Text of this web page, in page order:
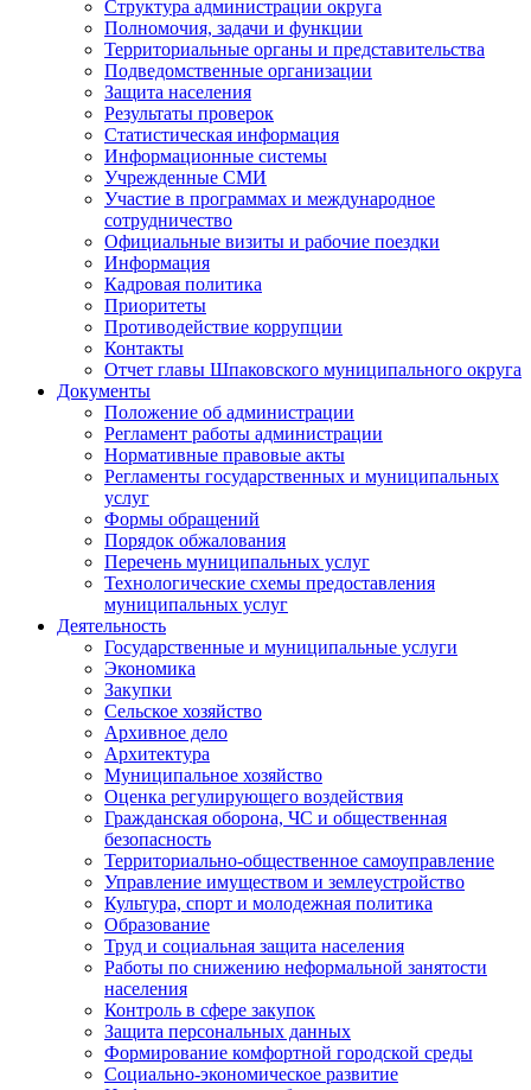
Структура администрации округа
Полномочия, задачи и функции
Территориальные органы и представительства
Подведомственные организации
Защита населения
Результаты проверок
Статистическая информация
Информационные системы
Учрежденные СМИ
Участие в программах и международное
сотрудничество
Официальные визиты и рабочие поездки
Информация
Кадровая политика
Приоритеты
Противодействие коррупции
Контакты
Отчет главы Шпаковского муниципального округа
Документы
Положение об администрации
Регламент работы администрации
Нормативные правовые акты
Регламенты государственных и муниципальных
услуг
Формы обращений
Порядок обжалования
Перечень муниципальных услуг
Технологические схемы предоставления
муниципальных услуг
Деятельность
Государственные и муниципальные услуги
Экономика
Закупки
Сельское хозяйство
Архивное дело
Архитектура
Муниципальное хозяйство
Оценка регулирующего воздействия
Гражданская оборона, ЧС и общественная
безопасность
Территориально-общественное самоуправление
Управление имуществом и землеустройство
Культура, спорт и молодежная политика
Образование
Труд и социальная защита населения
Работы по снижению неформальной занятости
населения
Контроль в сфере закупок
Защита персональных данных
Формирование комфортной городской среды
Социально-экономическое развитие